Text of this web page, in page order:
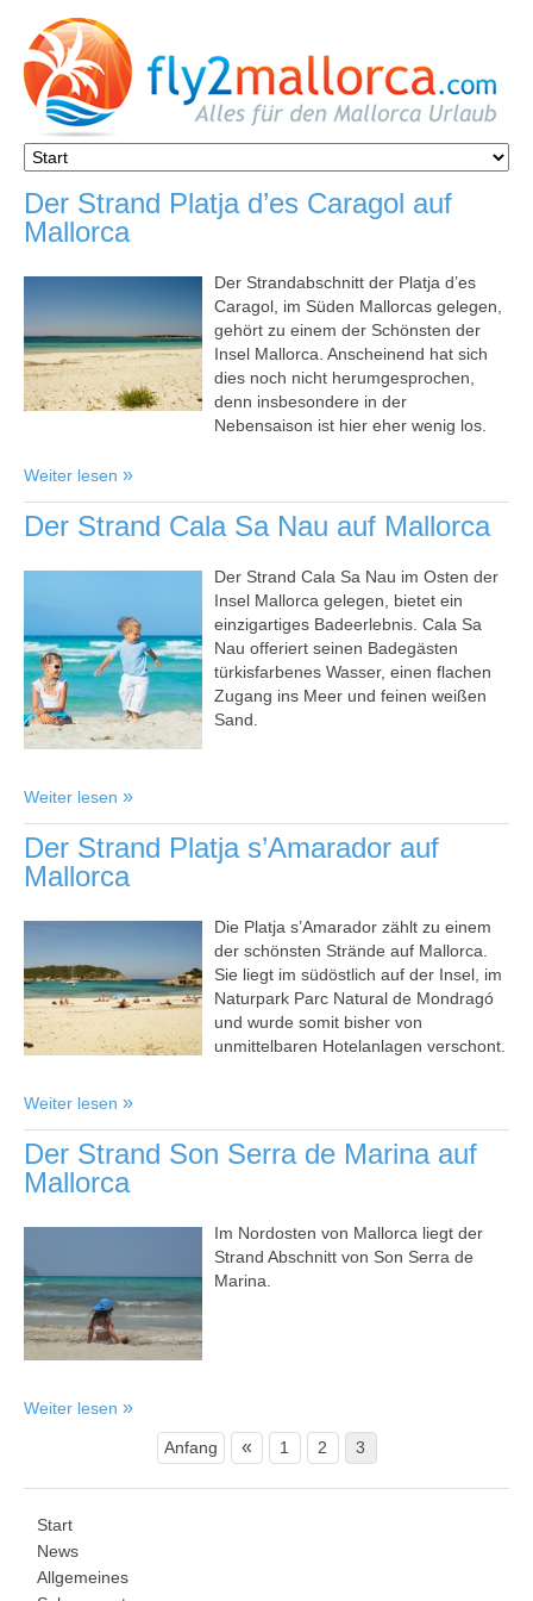
Der Strand Platja d’es Caragol auf
Mallorca
Der Strandabschnitt der Platja d’es
Caragol, im Süden Mallorcas gelegen,
gehört zu einem der Schönsten der
Insel Mallorca. Anscheinend hat sich
dies noch nicht herumgesprochen,
denn insbesondere in der
Nebensaison ist hier eher wenig los.
Weiter lesen
Der Strand Cala Sa Nau auf Mallorca
Der Strand Cala Sa Nau im Osten der
Insel Mallorca gelegen, bietet ein
einzigartiges Badeerlebnis. Cala Sa
Nau offeriert seinen Badegästen
türkisfarbenes Wasser, einen flachen
Zugang ins Meer und feinen weißen
Sand.
Weiter lesen
Der Strand Platja s’Amarador auf
Mallorca
Die Platja s’Amarador zählt zu einem
der schönsten Strände auf Mallorca.
Sie liegt im südöstlich auf der Insel, im
Naturpark Parc Natural de Mondragó
und wurde somit bisher von
unmittelbaren Hotelanlagen verschont.
Weiter lesen
Der Strand Son Serra de Marina auf
Mallorca
Im Nordosten von Mallorca liegt der
Strand Abschnitt von Son Serra de
Marina.
Weiter lesen
Anfang « 1 2 3
Start
News
Allgemeines